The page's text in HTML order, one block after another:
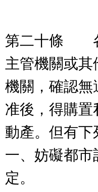
第二十條 各
主管機關或其
機關，確認無
准後，得購置
動產。但有
一、妨礙都
定。